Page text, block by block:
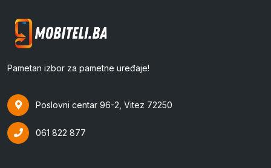
Pametan izbor za pametne uređaje!
Poslovni centar 96-2, Vitez 72250
061 822 877